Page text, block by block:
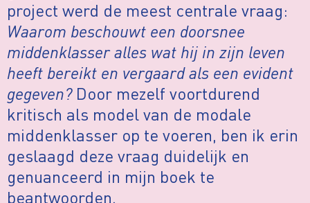
project werd de meest centrale vraag:
Waarom beschouwt een doorsnee
middenklasser alles wat hij in zijn leven
heeft bereikt en vergaard als een evident
gegeven?Door mezelf voortdurend
kritisch als model van de modale
middenklasser op te voeren, ben ik erin
geslaagd deze vraag duidelijk en
genuanceerd in mijn boek te
beantwoorden.